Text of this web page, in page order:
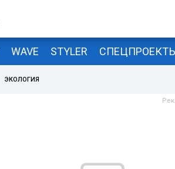
WAVE STYLER
ЭКОЛОГИЯ